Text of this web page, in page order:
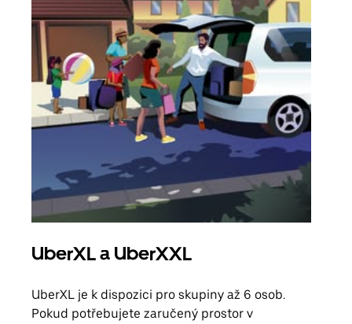
UberXL a UberXXL
UberXL je k dispozici pro skupiny až 6 osob.
Pokud potřebujete zaručený prostor v